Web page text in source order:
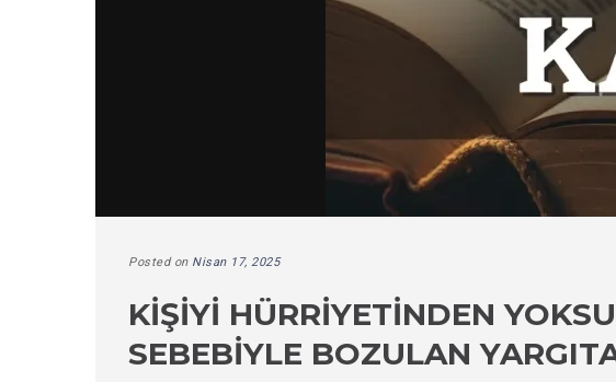
Posted on Nisan 17, 2025
KIŞIYI HÜRRIYETINDEN
SEBEBIYLE BOZULAN